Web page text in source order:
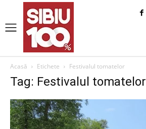
Acasă Etichete Festivalul tomatelor
Tag: Festivalul tomatelor